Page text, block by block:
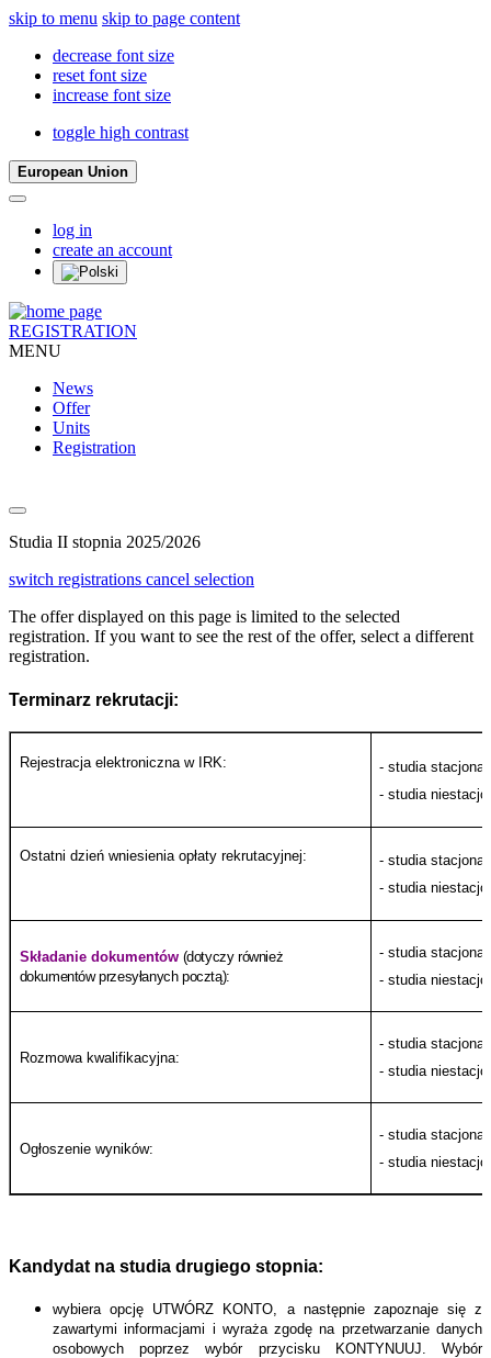
skip to menu skip to page content
decrease font size
reset font size
increase font size
toggle high contrast
European Union
log in
create an account
REGISTRATION
MENU
News
Offer
Units
Registration
Studia II stopnia 2025/2026
switch registrations cancel selection
The offer displayed on this page is limited to the selected
registration. If you want to see the rest of the offer, select a different
registration.
Terminarz rekrutacji:
Rejestracja elektroniczna w IRK:
- studia
- studia
Ostatni dzień wniesienia opłaty rekrutacyjnej:
- studia
- studia
Składanie dokumentów (dotyczy również
dokumentów przesyłanych pocztą):
- studia
- studia
Rozmowa kwalifikacyjna:
- studia
- studia
Ogłoszenie wyników:
- studia
- studia
Kandydat na studia drugiego stopnia:
wybiera opcję UTWÓRZ KONTO, a następnie zapoznaje się z
zawartymi informacjami i wyraża zgodę na przetwarzanie danych
osobowych poprzez wybór przycisku KONTYNUUJ. Wybór